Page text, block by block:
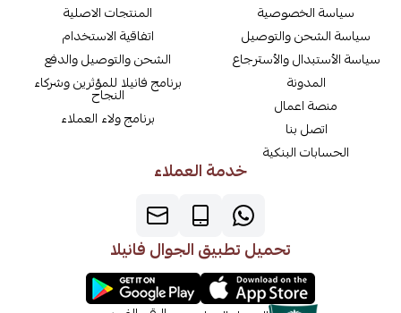
سياسة الخصوصية
سياسة الشحن والتوصيل
سياسة الأستبدال والأسترجاع
المدونة
منصة اعمال
اتصل بنا
الحسابات البنكية
المنتجات الاصلية
اتفاقية الاستخدام
الشحن والتوصيل والدفع
برنامج فانيلا للمؤثرين وشركاء
النجاح
برنامج ولاء العملاء
خدمة العملاء
تحميل تطبيق الجوال فانيلا